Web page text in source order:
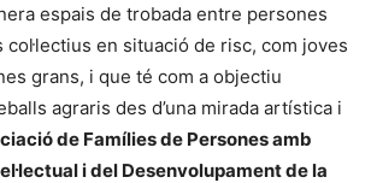
espais de trobada entre persones
en situació de risc, com joves
grans, i que té com a objectiu
agraris des d’una mirada artística i
de Famílies de Persones amb
i del Desenvolupament de la